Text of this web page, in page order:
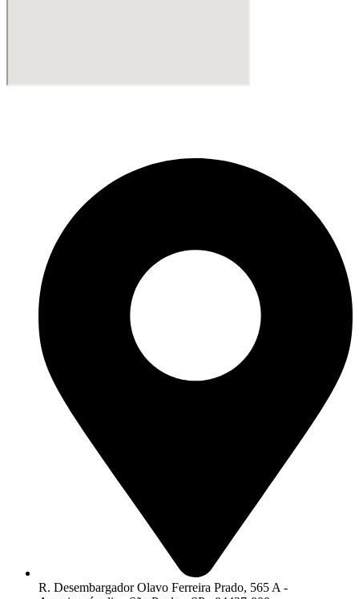
R. Desembargador Olavo Ferreira Prado, 565 A -